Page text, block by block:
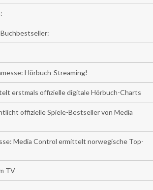
Hörbuch-Streaming!
erstmals offizielle digitale Hörbuch-Charts
offizielle Spiele-Bestseller von Media
Media Control ermittelt norwegische Top-
TV